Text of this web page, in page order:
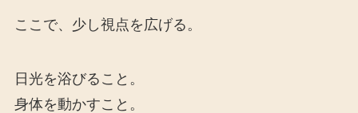
ここで、少し視点を広げる。
日光を浴びること。
身体を動かすこと。